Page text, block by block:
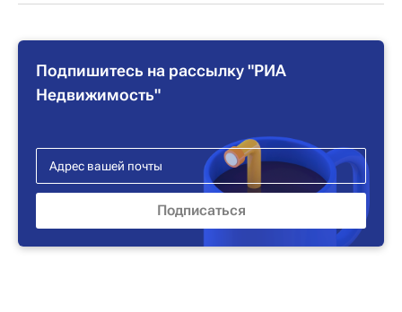
Подпишитесь на рассылку "РИА
Недвижимость"